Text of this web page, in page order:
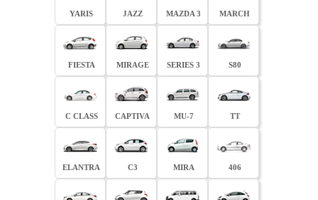
YARIS JAZZ MAZDA 3 MARCH
FIESTA MIRAGE SERIES 3 S80
C CLASS CAPTIVA MU-7 TT
ELANTRA C3 MIRA 406